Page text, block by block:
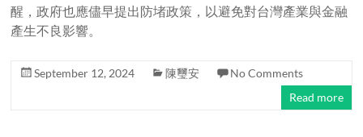
醒，政府也應儘早提出防堵政策，以避免對台灣產業與金融
產生不良影響。
September 12, 2024 陳璽安
No Comments
Read more